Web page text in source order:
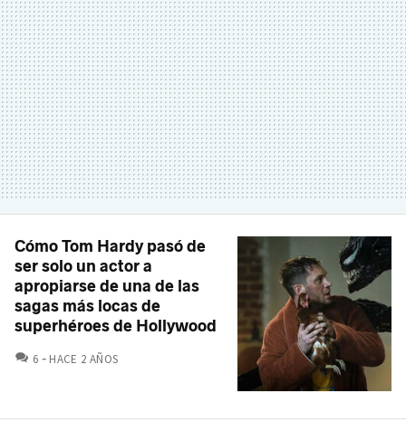
Cómo Tom Hardy pasó de
ser solo un actor a
apropiarse de una de las
sagas más locas de
superhéroes de Hollywood
6 COMENTARIOS
HACE 2 AÑOS